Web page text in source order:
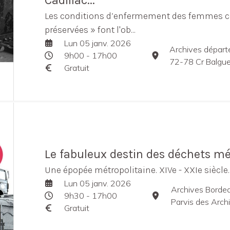
Les conditions d’enfermement des femmes
préservées » font l'ob...
Lun 05 janv. 2026
9h00 - 17h00
Gratuit
Archives
72-78 Cr
Le fabuleux destin des déchets
Une épopée métropolitaine. XIVe - XXIe siècle.
Lun 05 janv. 2026
9h30 - 17h00
Gratuit
Archives
Parvis des